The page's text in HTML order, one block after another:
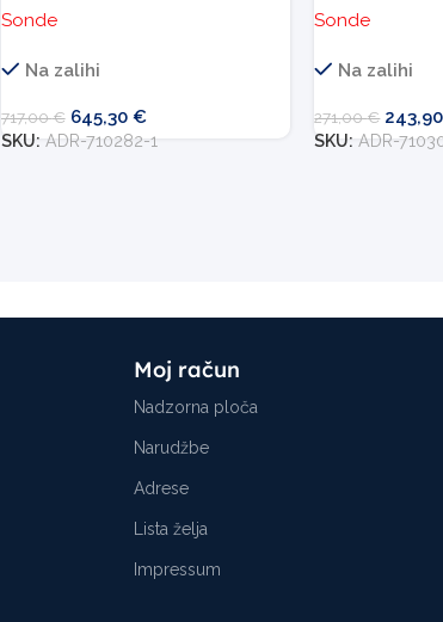
Sonde
Na zalihi
717,00€ 645,30 €
SKU: ADR-710282-1
Sonde
Na zalihi
271,00€
SKU:ADR-
Moj račun
Nadzorna ploča
Narudžbe
Adrese
Lista želja
Impressum